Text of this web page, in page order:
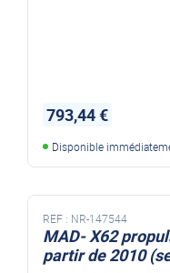
793,44 €
Disponible
REF : NR-147544
MAD- X62
partir de 2010